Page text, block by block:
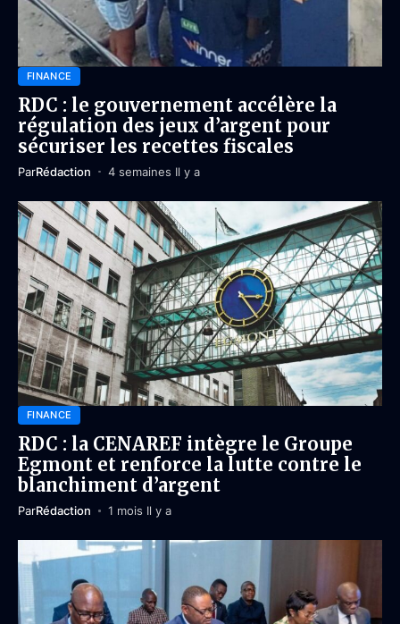
FINANCE
RDC : le gouvernement accélère la
régulation des jeux d’argent pour
sécuriser les recettes fiscales
ParRédaction 4 semaines Il y a
FINANCE
RDC : la CENAREF intègre le Groupe
Egmont et renforce la lutte contre le
blanchiment d’argent
ParRédaction 1 mois Il y a